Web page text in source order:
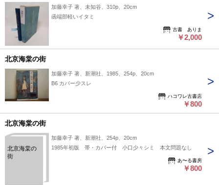
加藤幸子 著、未知谷、310p、20cm
函端部軽いイタミ
古書 ありま
￥2,000
北京海棠の街
加藤幸子 著、新潮社、1985、254p、20cm
B6 カバー少スレ
ハコワレ古書店
￥800
北京海棠の街
北京海棠の
街
加藤幸子 著、新潮社、254p、20cm
1985年初版 帯・カバー付 小口少々シミ 本文問題なし
あ〜る書房
￥800